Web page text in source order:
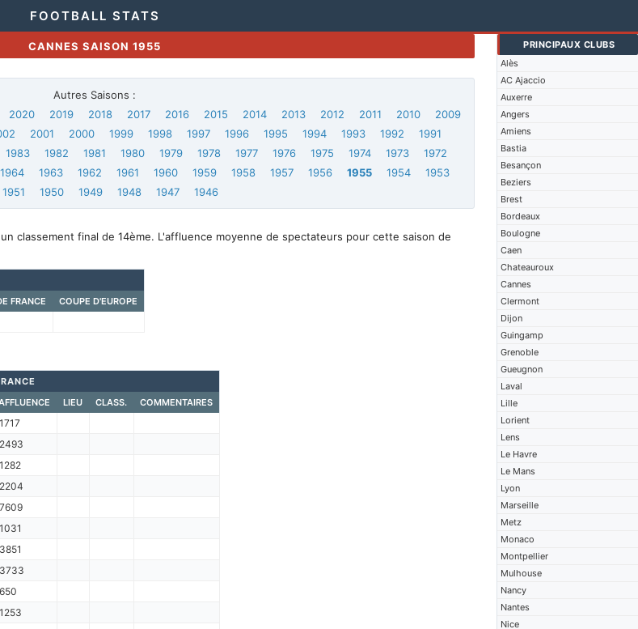
FOOTBALL STATS
PRINCIPAUX CLUBS
Alès
AC Ajaccio
Auxerre
Angers
Amiens
Bastia
Besançon
Beziers
Brest
Bordeaux
Boulogne
Caen
Chateauroux
Cannes
Clermont
Dijon
Guingamp
Grenoble
Gueugnon
Laval
Lille
Lorient
Lens
Le Havre
Le Mans
Lyon
Marseille
Metz
Monaco
Montpellier
Mulhouse
Nancy
Nantes
Nice
CANNES SAISON 1955
Autres Saisons :
2020 2019 2018 2017 2016 2015 2014 2013 2012 2011 2010
2009
2001 2000 1999 1998 1997 1996 1995 1994 1993 1992
1991
1983 1982 1981 1980 1979 1978 1977 1976 1975 1974 1973
1972
1964 1963 1962 1961 1960 1959 1958 1957 1956 1955 1954
1953
1951 1950 1949 1948 1947 1946
classement final de 14ème. L'affluence moyenne de spectateurs pour cette saison de
FRANCE COUPE D'EUROPE
LIEU CLASS. COMMENTAIRES
1717
2493
1282
2204
7609
1031
3851
3733
650
1253